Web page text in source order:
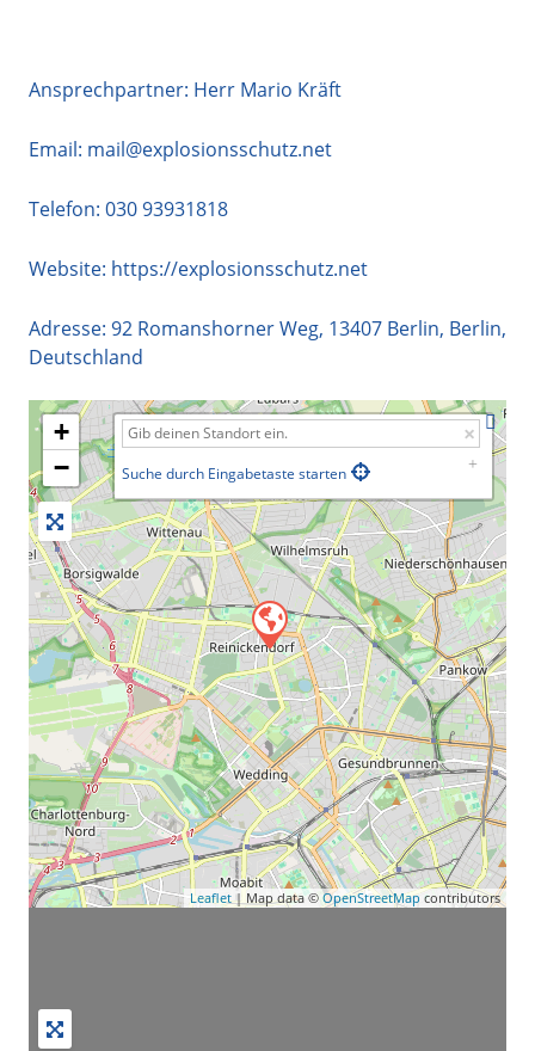
Ansprechpartner: Herr Mario Kräft
Email: mail@explosionsschutz.net
Telefon: 030 93931818
Website: https://explosionsschutz.net
Adresse: 92 Romanshorner Weg, 13407 Berlin, Berlin,
Deutschland
+
−
Suche durch Eingabetaste starten
Leaflet| Map data © OpenStreetMapcontributors